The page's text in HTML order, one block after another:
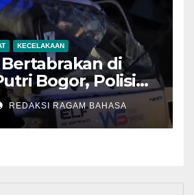
KECELAKAAN
di
Bogor, Polisi
Kewaspadaan
REDAKSI RAGAM BAHASA